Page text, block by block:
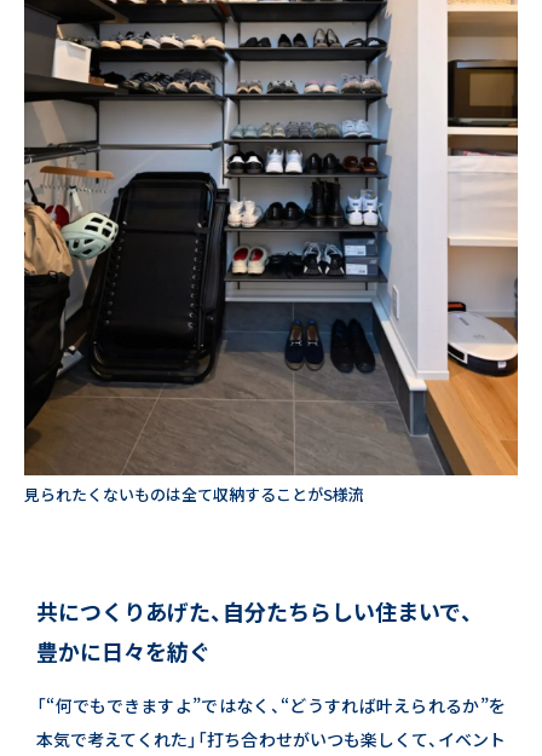
見られたくないものは全て収納することがS様流
共につくりあげた、自分たちらしい住まいで、
豊かに日々を紡ぐ
「“何でもできますよ”ではなく、“どうすれば叶えられるか”を
本気で考えてくれた」 「打ち合わせがいつも楽しくて、イベント